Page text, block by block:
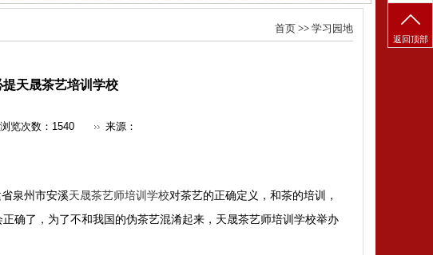
首页>> 学习园地
天晟茶艺培训学校
浏览次数： 1540 来源：
省泉州市安溪天晟茶艺师培训学校对茶艺的正确定义，和茶的培训，
确了，为了不和我国的伪茶艺混淆起来，天晟茶艺师培训学校举办
返回顶部